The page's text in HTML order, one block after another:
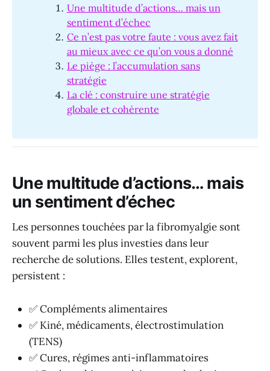
Une multitude d’actions… mais un
sentiment d’échec
Ce n’est pas votre faute : vous avez fait
au mieux avec ce qu’on vous a donné
Le piège : l’accumulation sans
stratégie
La clé : construire une stratégie
globale et cohérente
Une multitude d’actions… mais
un sentiment d’échec
Les personnes touchées par la fibromyalgie sont
souvent parmi les plus investies dans leur
recherche de solutions. Elles testent, explorent,
persistent :
✅ Compléments alimentaires
✅ Kiné, médicaments, électrostimulation
(TENS)
✅ Cures, régimes anti-inflammatoires